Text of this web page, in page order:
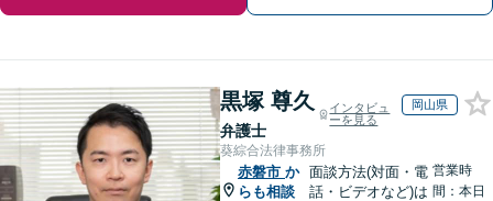
黒塚 尊久
弁護士
インタビュ
ーを見る
岡山県
葵綜合法律事務所
赤磐市 か
らも相談
面談方法(対面・電
話・ビデオなど)は
営業時
間：本日